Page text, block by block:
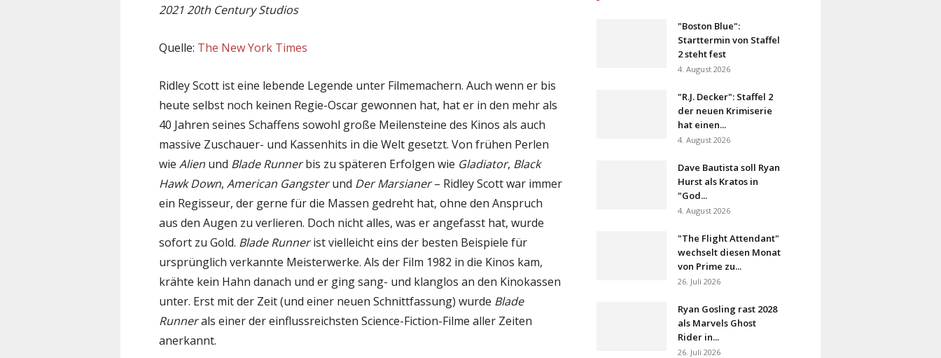
2021 20th Century Studios
Quelle: The New York Times
Ridley Scott ist eine lebende Legende unter Filmemachern. Auch wenn er bis
heute selbst noch keinen Regie-Oscar gewonnen hat, hat er in den mehr als
40 Jahren seines Schaffens sowohl große Meilensteine des Kinos als auch
massive Zuschauer- und Kassenhits in die Welt gesetzt. Von frühen Perlen
wie Alien und Blade Runnerbis zu späteren Erfolgen wie Gladiator, Black
Hawk Down, American Gangsterund Der Marsianer– Ridley Scott war immer
ein Regisseur, der gerne für die Massen gedreht hat, ohne den Anspruch
aus den Augen zu verlieren. Doch nicht alles, was er angefasst hat, wurde
sofort zu Gold. Blade Runnerist vielleicht eins der besten Beispiele für
ursprünglich verkannte Meisterwerke. Als der Film 1982 in die Kinos kam,
krähte kein Hahn danach und er ging sang- und klanglos an den Kinokassen
unter. Erst mit der Zeit (und einer neuen Schnittfassung) wurde Blade
Runnerals einer der einflussreichsten Science-Fiction-Filme aller Zeiten
anerkannt.
"Boston Blue":
Starttermin von Staffel
2 steht fest
4. August 2026
"R.J. Decker": Staffel 2
der neuen Krimiserie
hat einen...
4. August 2026
Dave Bautista soll Ryan
Hurst als Kratos in
"God...
4. August 2026
"The Flight Attendant"
wechselt diesen Monat
von Prime zu...
26. Juli 2026
Ryan Gosling rast 2028
als Marvels Ghost
Rider in...
26. Juli 2026